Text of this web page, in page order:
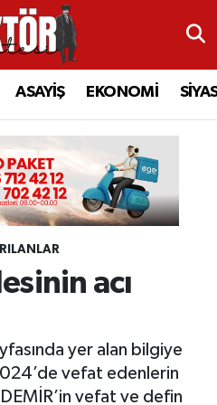
ASAYİŞ EKONOMİ
acı
yer alan bilgiye
vefat edenlerin
vefat ve defin
Haritası
ve Fikstür